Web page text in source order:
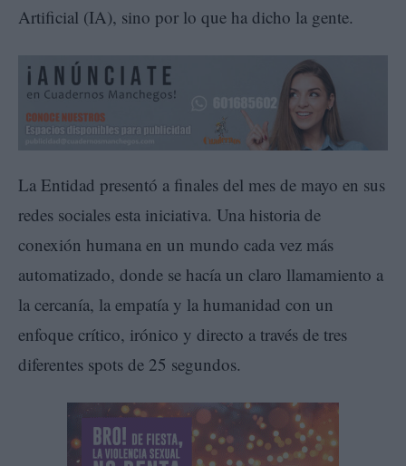
Artificial (IA), sino por lo que ha dicho la gente.
La Entidad presentó a finales del mes de mayo en sus
redes sociales esta iniciativa. Una historia de
conexión humana en un mundo cada vez más
automatizado, donde se hacía un claro llamamiento a
la cercanía, la empatía y la humanidad con un
enfoque crítico, irónico y directo a través de tres
diferentes spots de 25 segundos.